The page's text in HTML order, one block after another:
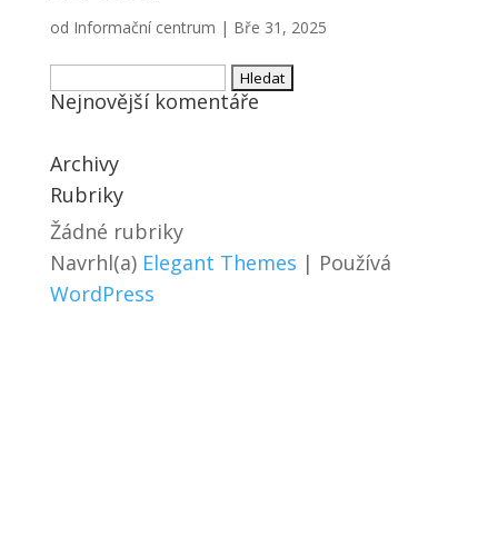
od Informační centrum | Bře 31, 2025
Vyhledávání
Nejnovější komentáře
Archivy
Rubriky
Žádné rubriky
Navrhl(a) Elegant Themes | Používá
WordPress